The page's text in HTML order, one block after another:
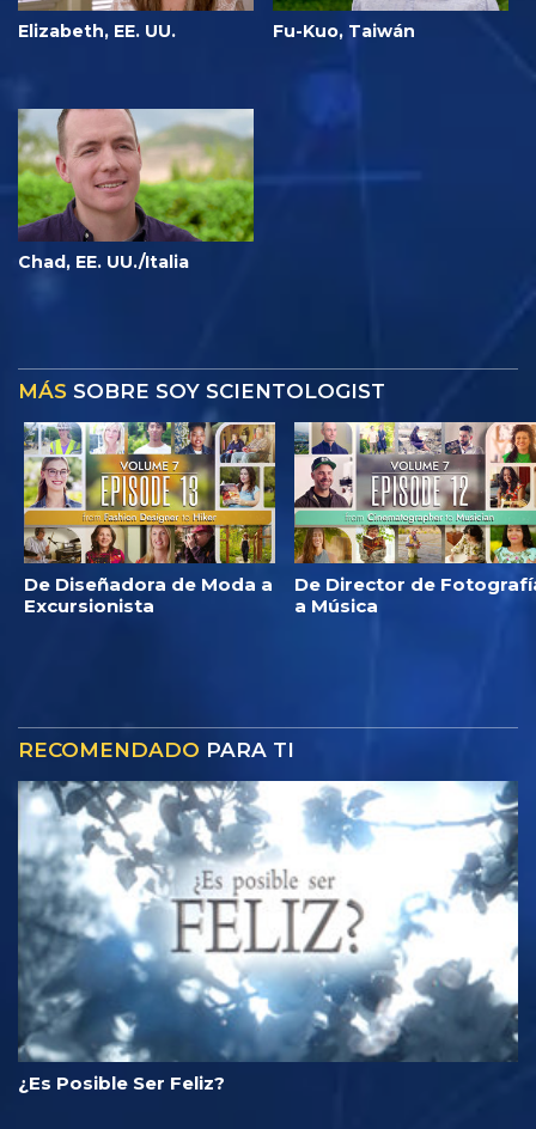
Elizabeth, EE. UU. Fu-Kuo, Taiwán
Chad, EE. UU./Italia
MÁS SOBRE SOY SCIENTOLOGIST
De Diseñadora de Moda a
Excursionista
De Director de
a Música
RECOMENDADO PARA TI
¿Es Posible Ser Feliz?